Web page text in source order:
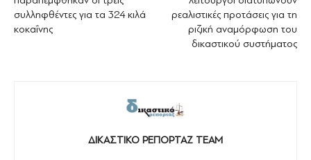
συλληφθέντες για τα 324 κιλά
κοκαΐνης
ρεαλιστικές προτάσεις για τη
ριζική αναμόρφωση του
δικαστικού συστήματος
ΔΙΚΑΣΤΙΚΟ ΡΕΠΟΡΤΑΖ TEAM